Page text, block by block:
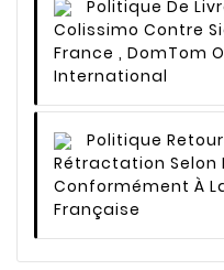
Politique De
Colissimo Contre
France , DomTom
International
Politique
Rétractation Selon
Conformément À
Française